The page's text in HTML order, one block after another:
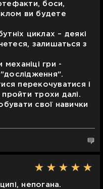
боси,
ви будете
циклах – деякі
залишаться з
механіці гри -
перекочуватися і
трохи далі.
свої навички
непогана.